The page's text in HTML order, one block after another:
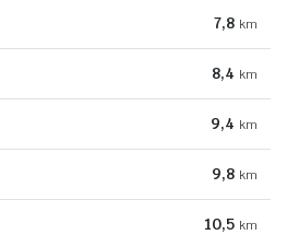
7,8 km
8,4 km
9,4 km
9,8 km
10,5 km